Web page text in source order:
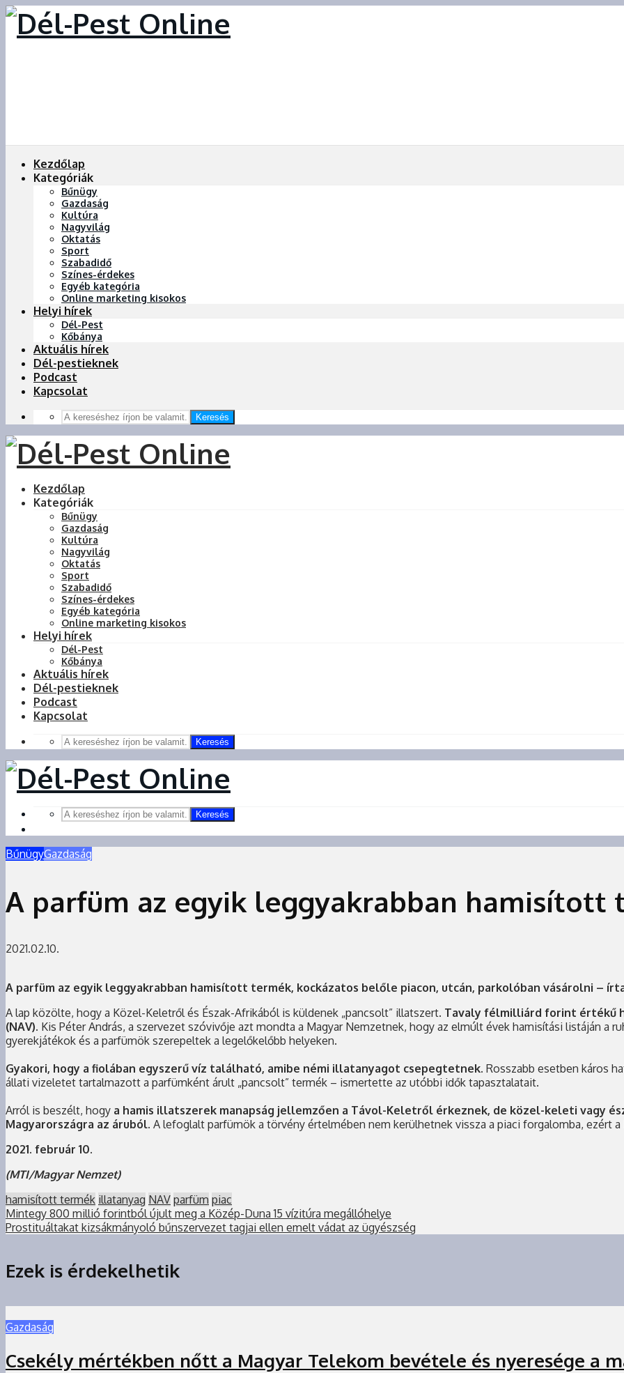
Kezdőlap
Kategóriák
Bűnügy
Gazdaság
Kultúra
Nagyvilág
Oktatás
Sport
Szabadidő
Színes-érdekes
Egyéb kategória
Online marketing kisokos
Helyi hírek
Dél-Pest
Kőbánya
Aktuális hírek
Dél-pestieknek
Podcast
Kapcsolat
Keresés
Kezdőlap
Kategóriák
Bűnügy
Gazdaság
Kultúra
Nagyvilág
Oktatás
Sport
Szabadidő
Színes-érdekes
Egyéb kategória
Online marketing kisokos
Helyi hírek
Dél-Pest
Kőbánya
Aktuális hírek
Dél-pestieknek
Podcast
Kapcsolat
Keresés
Keresés
BűnügyGazdaság
A parfüm az egyik leggyakrabban hamisított
2021.02.10.
A parfüm az egyik leggyakrabban hamisított termék, kockázatos belőle piacon, utcán, parkolóban vásárolni –
A lap közölte, hogy a Közel-Keletről és Észak-Afrikából is küldenek „pancsolt” illatszert. Tavaly félmilliárd forint értékű
(NAV). Kis Péter András, a szervezet szóvivője azt mondta a Magyar Nemzetnek, hogy az elmúlt évek hamisítási listáján a
gyerekjátékok és a parfümök szerepeltek a legelőkelőbb helyeken.
Gyakori, hogy a fiolában egyszerű víz található, amibe némi illatanyagot csepegtetnek. Rosszabb esetben káros
állati vizeletet tartalmazott a parfümként árult „pancsolt” termék – ismertette az utóbbi idők tapasztalatait.
Arról is beszélt, hogy a hamis illatszerek manapság jellemzően a Távol-Keletről érkeznek, de közel-keleti vagy
Magyarországra az áruból. A lefoglalt parfümök a törvény értelmében nem kerülhetnek vissza a piaci forgalomba, ezért
2021. február 10.
(MTI/Magyar Nemzet)
hamisított termék illatanyag NAV parfüm piac
Mintegy 800 millió forintból újult meg a Közép-Duna 15 vízitúra megállóhelye
Prostituáltakat kizsákmányoló bűnszervezet tagjai ellen emelt vádat az ügyészség
Ezek is érdekelhetik
Gazdaság
Csekély mértékben nőtt a Magyar Telekom bevétele és nyeresége a